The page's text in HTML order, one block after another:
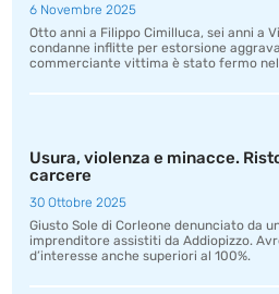
6 Novembre 2025
Otto anni a Filippo Cimilluca, sei anni a
condanne inflitte per estorsione
commerciante vittima è stato fermo
Usura, violenza e minacce.
carcere
30 Ottobre 2025
Giusto Sole di Corleone denunciato da
imprenditore assistiti da Addiopizzo.
d’interesse anche superiori al 100%.